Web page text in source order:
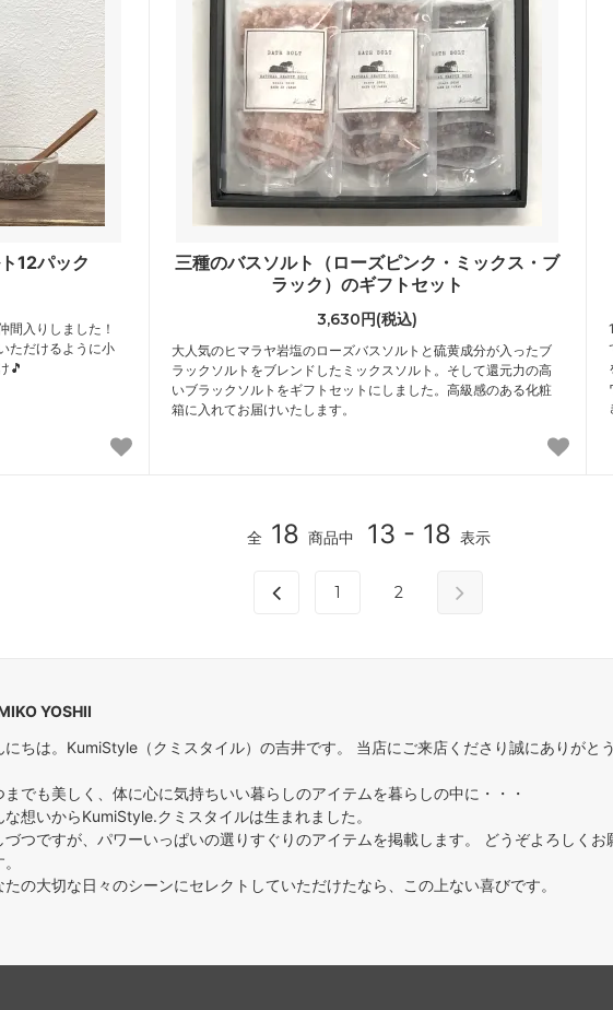
12パック
間入りしました！
ただけるように小
🎵
三種のバスソルト（ローズピンク・ミックス・ブ
ラック）のギフトセット
3,630円(税込)
大人気のヒマラヤ岩塩のローズバスソルトと硫黄成分が入ったブ
ラックソルトをブレンドしたミックスソルト。そして還元力の高
いブラックソルトをギフトセットにしました。高級感のある化粧
箱に入れてお届けいたします。
全 18 商品中 13 - 18 表示
1 2
YOSHII
にちは。KumiStyle（クミスタイル）の吉井です。 当店にご来店くださり誠にありがと
までも美しく、体に心に気持ちいい暮らしのアイテムを暮らしの中に・・・
な想いからKumiStyle.クミスタイルは生まれました。
づつですが、パワーいっぱいの選りすぐりのアイテムを掲載します。 どうぞよろしくお
たの大切な日々のシーンにセレクトしていただけたなら、この上ない喜びです。